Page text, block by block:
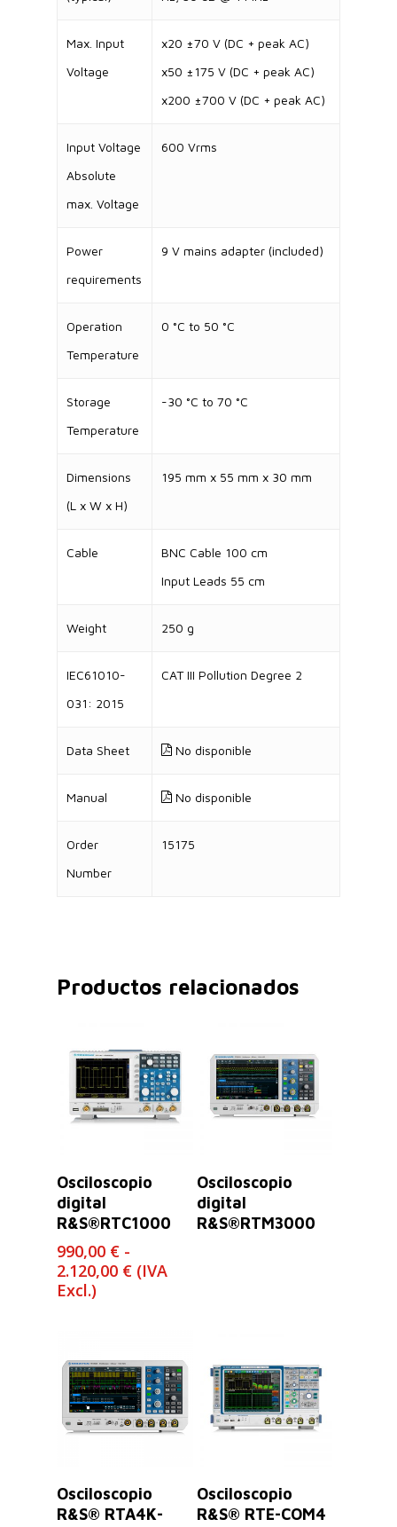
Max. Input
Voltage
x20 ±70 V (DC + peak AC)
x50 ±175 V (DC + peak AC)
x200 ±700 V (DC + peak AC)
Input Voltage
Absolute
max. Voltage
600 Vrms
Power
requirements
9 V mains adapter (included)
Operation
Temperature
0 °C to 50 °C
Storage
Temperature
-30 °C to 70 °C
Dimensions
(L x W x H)
195 mm x 55 mm x 30 mm
Cable
BNC Cable 100 cm
Input Leads 55 cm
Weight 250 g
IEC61010-
031: 2015
CAT III Pollution Degree 2
Data Sheet No disponible
Manual No disponible
Order
Number
15175
Productos relacionados
Seleccionar
Opciones
Osciloscopio
digital
R&S®RTC1000
990,00 € -
2.120,00 €Rango
hasta
2.120,00 €
(IVA
Excl.)
Leer Más
Osciloscopio
digital
R&S®RTM3000
Leer Más
Osciloscopio
R&S® RTA4K-
Leer Más
Osciloscopio
R&S® RTE-COM4